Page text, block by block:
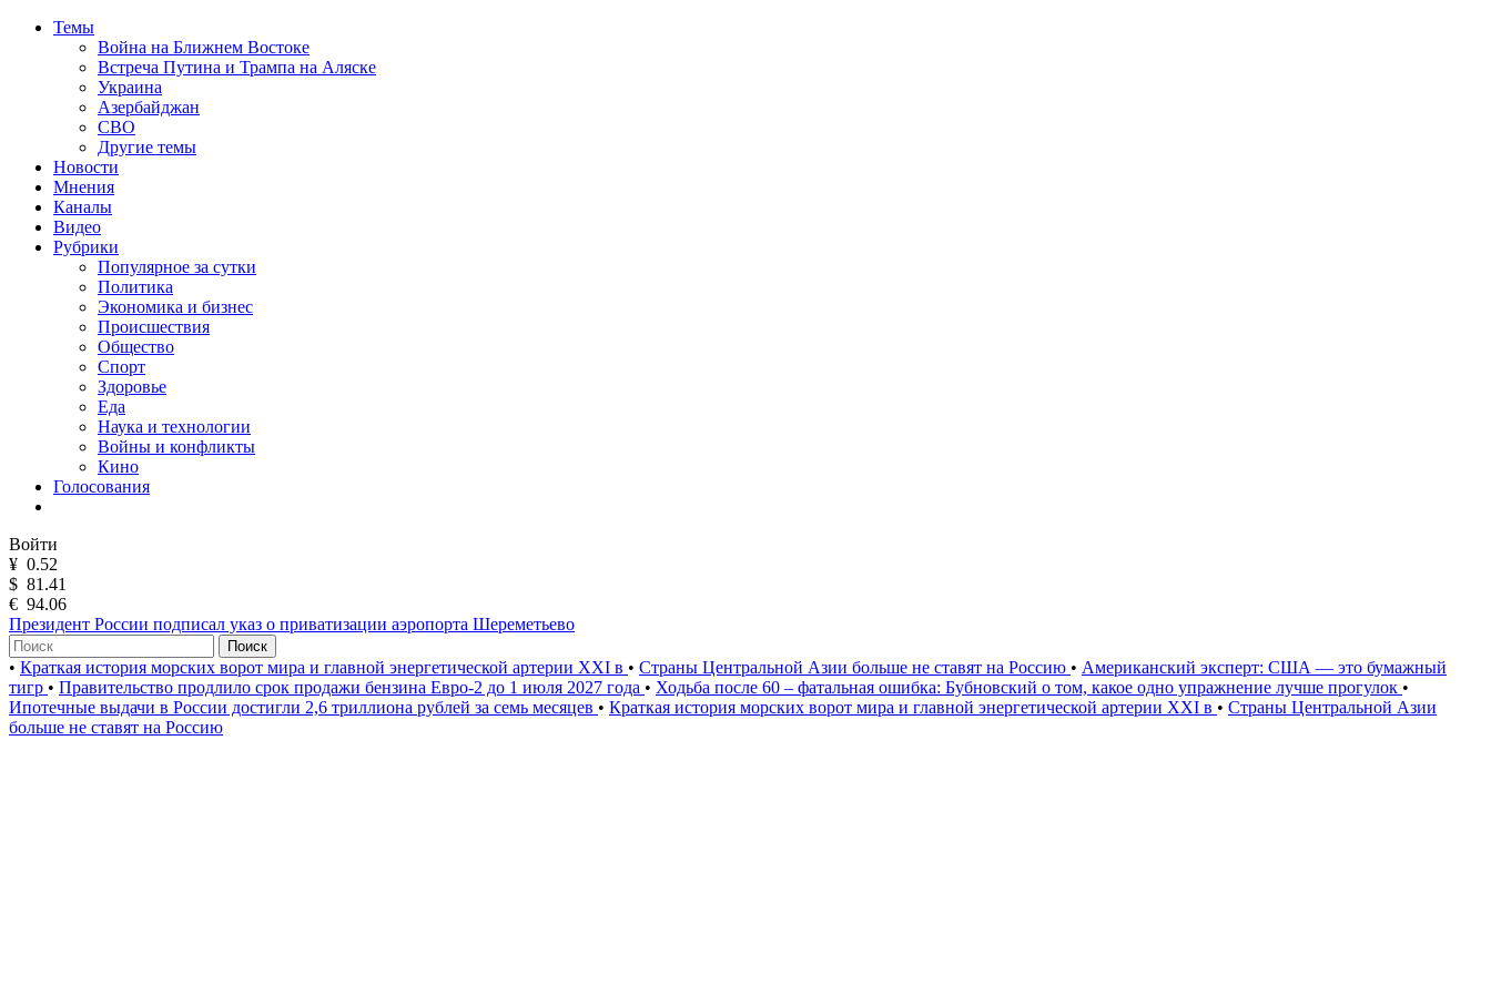
Темы
Война на Ближнем Востоке
Встреча Путина и Трампа на Аляске
Украина
Азербайджан
СВО
Другие темы
Новости
Мнения
Каналы
Видео
Рубрики
Популярное за сутки
Политика
Экономика и бизнес
Происшествия
Общество
Спорт
Здоровье
Еда
Наука и технологии
Войны и конфликты
Кино
Голосования
Войти
¥ 0.52
$ 81.41
€ 94.06
Президент России подписал указ о приватизации аэропорта Шереметьево
Поиск
• Краткая история морских ворот мира и главной энергетической артерии XXI в • Страны Центральной Азии больше не ставят на Россию • Американский эксперт: США — это бумажный
тигр • Правительство продлило срок продажи бензина Евро-2 до 1 июля 2027 года • Ходьба после 60 – фатальная ошибка: Бубновский о том, какое одно упражнение лучше прогулок •
Ипотечные выдачи в России достигли 2,6 триллиона рублей за семь месяцев • Краткая история морских ворот мира и главной энергетической артерии XXI в • Страны Центральной Азии
больше не ставят на Россию